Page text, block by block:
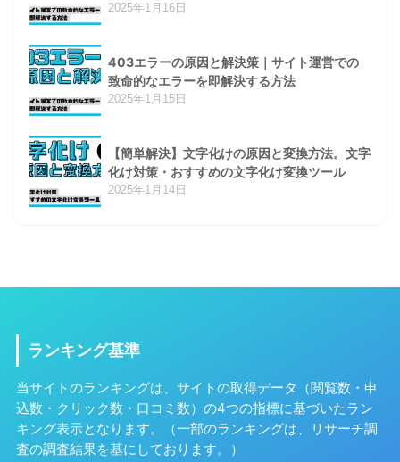
2025年1月16日
403エラーの原因と解決策｜サイト運営での
致命的なエラーを即解決する方法
2025年1月15日
【簡単解決】文字化けの原因と変換方法。文字
化け対策・おすすめの文字化け変換ツール
2025年1月14日
ランキング基準
当サイトのランキングは、サイトの取得データ（閲覧数・申
込数・クリック数・口コミ数）の4つの指標に基づいたラン
キング表示となります。（一部のランキングは、リサーチ調
査の調査結果を基にしております。）